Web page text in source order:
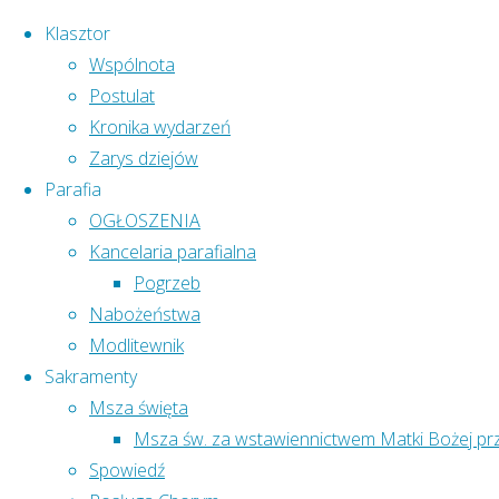
Klasztor
Wspólnota
Postulat
Kronika wydarzeń
Zarys dziejów
Parafia
OGŁOSZENIA
Kancelaria parafialna
Pogrzeb
Nabożeństwa
Modlitewnik
Sakramenty
Msza święta
Msza św. za wstawiennictwem Matki Bożej
Spowiedź
Pokój i Dobro!
Strona
Wydarzenie